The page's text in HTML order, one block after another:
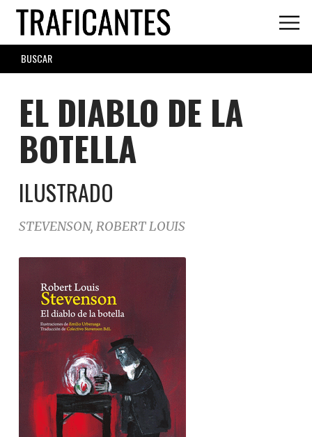
Skip
main
content
SEARCH
FORM
EL DIABLO DE LA
BOTELLA
ILUSTRADO
STEVENSON, ROBERT LOUIS